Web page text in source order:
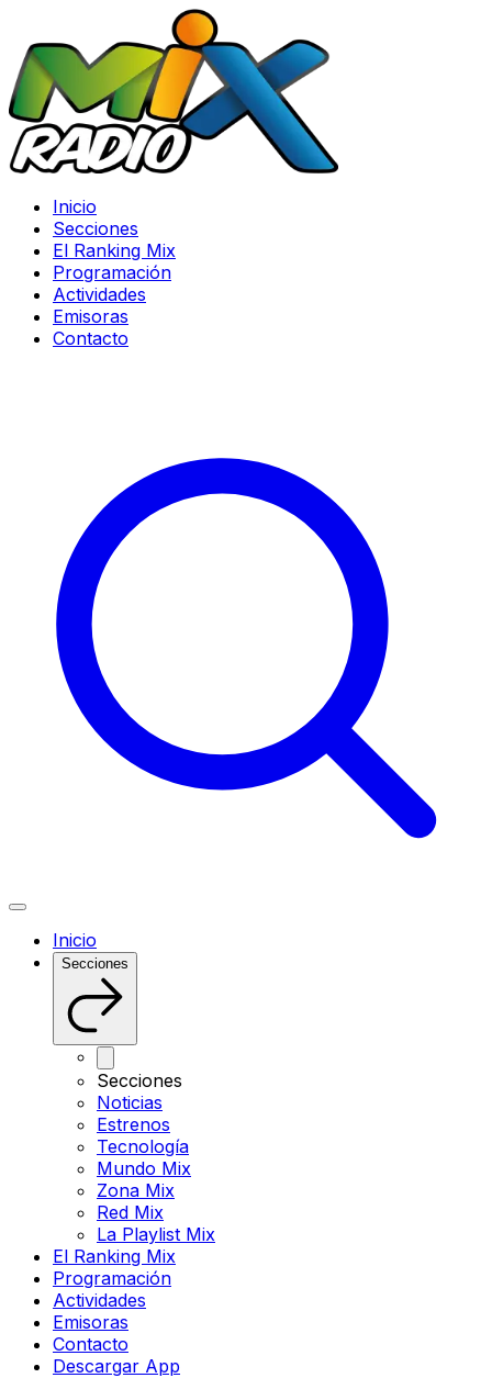
Inicio
Secciones
El Ranking Mix
Programación
Actividades
Emisoras
Contacto
Inicio
Secciones
Secciones
Noticias
Estrenos
Tecnología
Mundo Mix
Zona Mix
Red Mix
La Playlist Mix
El Ranking Mix
Programación
Actividades
Emisoras
Contacto
Descargar App